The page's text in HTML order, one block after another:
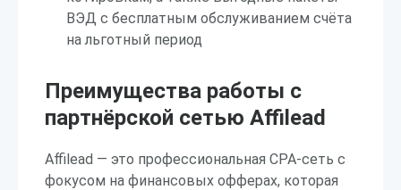
ВЭД с бесплатным обслуживанием счёта
на льготный период
Преимущества работы с
партнёрской сетью Affilead
Affilead — это профессиональная CPA-сеть с
фокусом на финансовых офферах, которая